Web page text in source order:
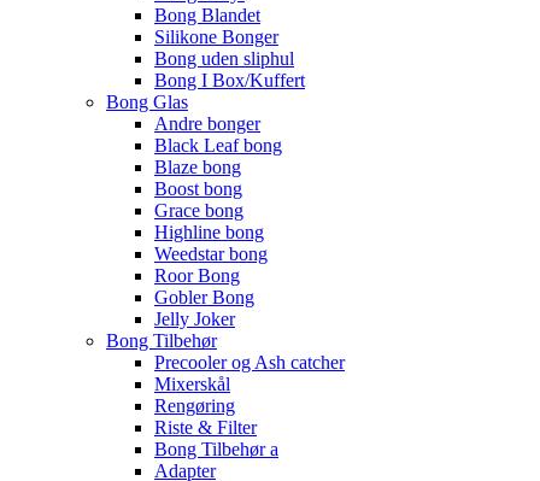
Bong Blandet
Silikone Bonger
Bong uden sliphul
Bong I Box/Kuffert
Bong Glas
Andre bonger
Black Leaf bong
Blaze bong
Boost bong
Grace bong
Highline bong
Weedstar bong
Roor Bong
Gobler Bong
Jelly Joker
Bong Tilbehør
Precooler og Ash catcher
Mixerskål
Rengøring
Riste & Filter
Bong Tilbehør a
Adapter